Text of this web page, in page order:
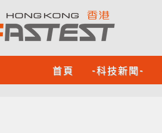
首頁 -科技新聞-